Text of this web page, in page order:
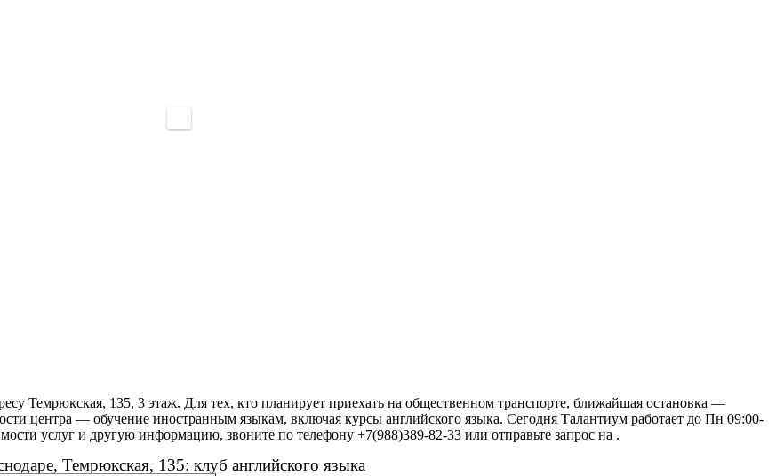
Темрюкская, 135, 3 этаж. Для тех, кто планирует приехать на общественном транспорте, ближайшая остановка —
центра — обучение иностранным языкам, включая курсы английского языка. Сегодня Талантиум работает до Пн 09:00-
услуг и другую информацию, звоните по телефону +7(988)389-82-33 или отправьте запрос на .
Темрюкская, 135: клуб английского языка